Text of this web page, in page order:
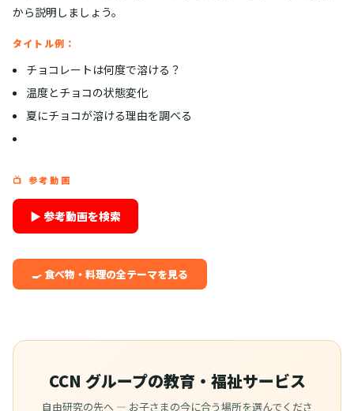
から説明しましょう。
タイトル例：
チョコレートは何度で溶ける？
温度とチョコの状態変化
夏にチョコが溶ける理由を調べる
📺 参考動画
▶ 参考動画を検索
🍳 食べ物・料理の全テーマを見る
CCN グループの教育・福祉サービス
自由研究の先へ — お子さまの今に合う場所を選んでくださ